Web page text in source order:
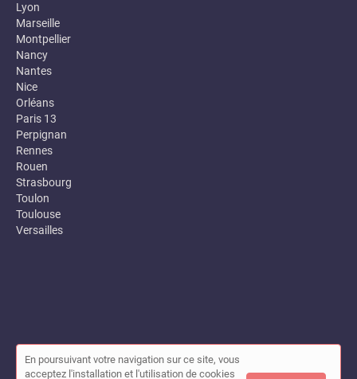
Lyon
Marseille
Montpellier
Nancy
Nantes
Nice
Orléans
Paris 13
Perpignan
Rennes
Rouen
Strasbourg
Toulon
Toulouse
Versailles
© Annuaire des entreprises locales (Garance) 2026 |
En poursuivant votre navigation sur ce site, vous
acceptez l'installation et l'utilisation de cookies